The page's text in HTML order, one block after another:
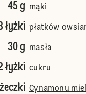
45 g mąki
łyżki płatków
30 g masła
łyżki cukru
Cynamonu